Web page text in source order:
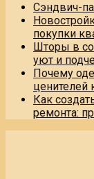
Сэндвич-
покупки
Шторы в
уют и
Почему
ценителей
Как
ремонта: